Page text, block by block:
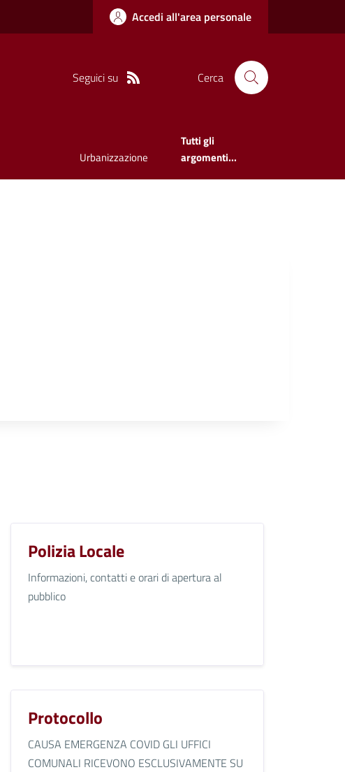
Accedi all'area personale
Seguici su Cerca
Urbanizzazione
Tutti gli
argomenti...
Polizia Locale
Informazioni, contatti e orari di apertura al
pubblico
Protocollo
CAUSA EMERGENZA COVID GLI UFFICI
COMUNALI RICEVONO ESCLUSIVAMENTE SU